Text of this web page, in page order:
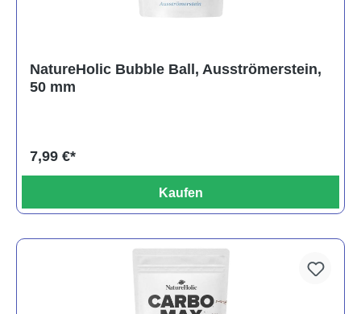
NatureHolic Bubble Ball, Ausströmerstein,
50 mm
7,99 €*
Kaufen